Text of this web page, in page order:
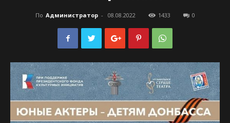
По Администратор - 08.08.2022 1433 0